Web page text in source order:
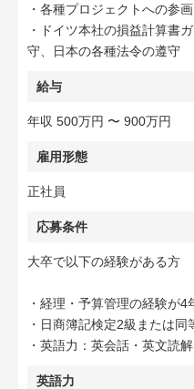
・各種プロジェクトへの参
・ドイツ本社の損益計算書
守、日本の各種法令の遵守
給与
年収 500万円 〜 900万円
雇用形態
正社員
応募条件
大卒で以下の経験がある方
・経理・予算管理の経験が4
・日商簿記検定2級または
・英語力：英会話・英文読
英語力